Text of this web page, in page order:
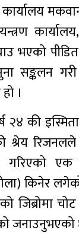
भएको
सङ्कलन गरी
।
२४ की
श्रेय रिजनलले
गरिएको
किनेर
जिब्रोमा
जनाउनुभएको